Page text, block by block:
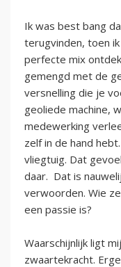
Ik was best bang
terugvinden, toen
perfecte mix
gemengd met de
versnelling die je
geoliede machine,
medewerking
zelf in de hand
vliegtuig. Dat gevoel
daar. Dat is
verwoorden. Wie
een passie is?
Waarschijnlijk ligt
zwaartekracht.